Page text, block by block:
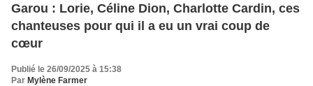
Garou : Lorie, Céline Dion, Charlotte Cardin, ces
chanteuses pour qui il a eu un vrai coup de
cœur
Publié le 26/09/2025 à 15:38
Par Mylène Farmer